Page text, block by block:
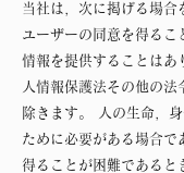
当社は，次に掲げる場合
ユーザーの同意を得るこ
情報を提供することはあ
人情報保護法その他の法
除きます。 人の生命，
ために必要がある場合で
得ることが困難であると